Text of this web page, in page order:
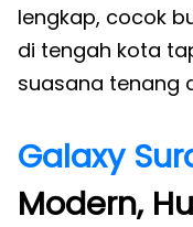
lengkap, cocok
di tengah kota
suasana tenang
Galaxy
Modern,